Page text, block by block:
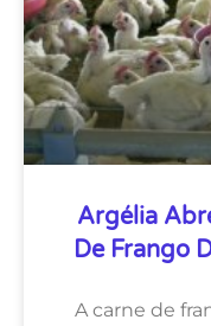
Argélia
De Frango
A carne de